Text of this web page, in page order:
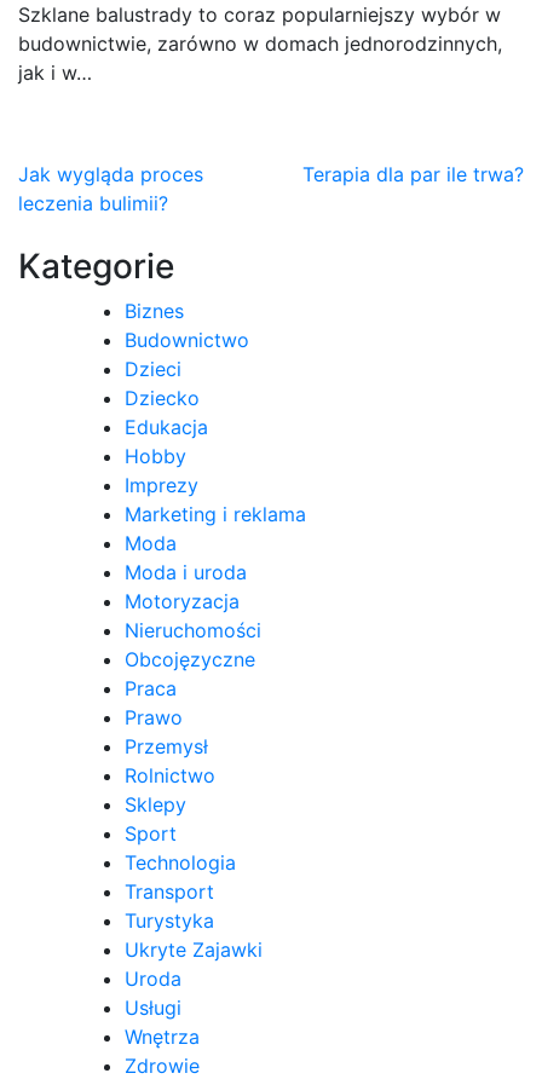
Szklane balustrady to coraz popularniejszy wybór w
budownictwie, zarówno w domach jednorodzinnych,
jak i w…
Nawigacja
wpisu
Jak wygląda proces
leczenia bulimii?
Terapia dla par ile trwa?
Kategorie
Biznes
Budownictwo
Dzieci
Dziecko
Edukacja
Hobby
Imprezy
Marketing i reklama
Moda
Moda i uroda
Motoryzacja
Nieruchomości
Obcojęzyczne
Praca
Prawo
Przemysł
Rolnictwo
Sklepy
Sport
Technologia
Transport
Turystyka
Ukryte Zajawki
Uroda
Usługi
Wnętrza
Zdrowie